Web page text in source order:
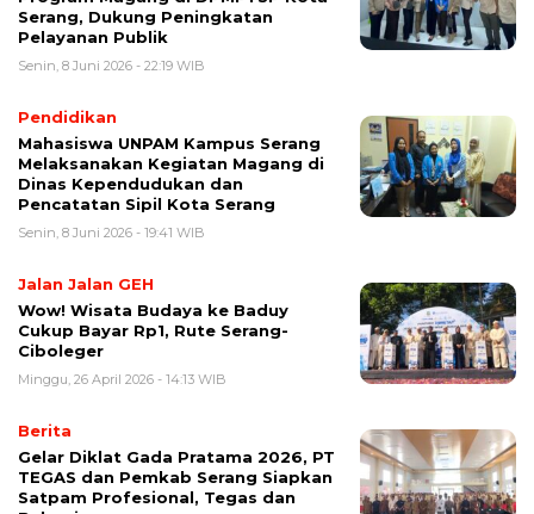
Serang, Dukung Peningkatan
Pelayanan Publik
Senin, 8 Juni 2026 - 22:19 WIB
Pendidikan
Mahasiswa UNPAM Kampus Serang
Melaksanakan Kegiatan Magang di
Dinas Kependudukan dan
Pencatatan Sipil Kota Serang
Senin, 8 Juni 2026 - 19:41 WIB
Jalan Jalan GEH
Wow! Wisata Budaya ke Baduy
Cukup Bayar Rp1, Rute Serang-
Ciboleger
Minggu, 26 April 2026 - 14:13 WIB
Berita
Gelar Diklat Gada Pratama 2026, PT
TEGAS dan Pemkab Serang Siapkan
Satpam Profesional, Tegas dan